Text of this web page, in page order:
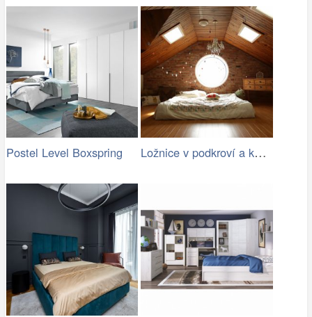
Postel Level Boxspring Ložnice v podkroví a kulatým oknem